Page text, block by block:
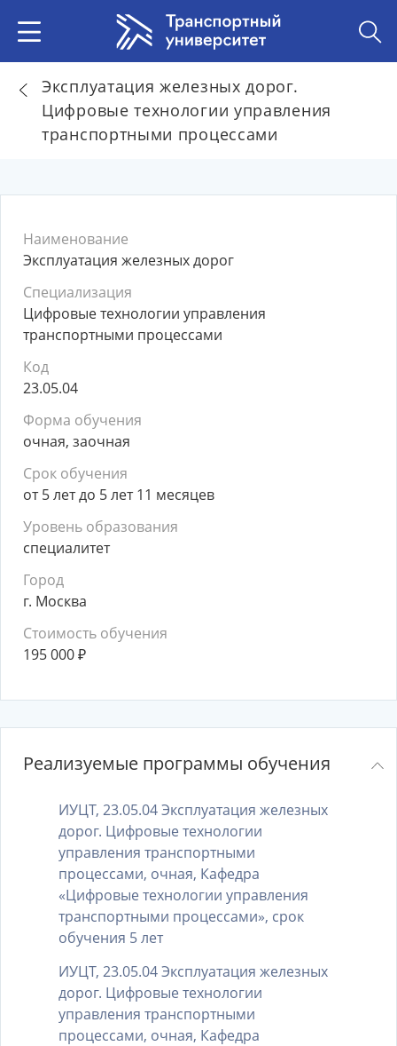
Эксплуатация железных дорог.
Цифровые технологии управления
транспортными процессами
Наименование
Эксплуатация железных дорог
Специализация
Цифровые технологии управления
транспортными процессами
Код
23.05.04
Форма обучения
очная, заочная
Срок обучения
от 5 лет до 5 лет 11 месяцев
Уровень образования
специалитет
Город
г. Москва
Стоимость обучения
195 000₽
Реализуемые программы обучения
ИУЦТ, 23.05.04 Эксплуатация железных
дорог. Цифровые технологии
управления транспортными
процессами, очная, Кафедра
«Цифровые технологии управления
транспортными процессами», срок
обучения 5 лет
ИУЦТ, 23.05.04 Эксплуатация железных
дорог. Цифровые технологии
управления транспортными
процессами, очная, Кафедра